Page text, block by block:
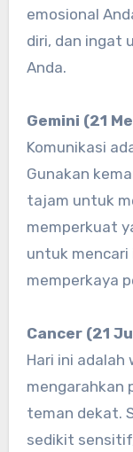
emosional
diri, dan ingat
Anda.
Gemini (21
Komunikasi
Gunakan
tajam untuk
memperkuat
untuk
memperkaya
Cancer (21
Hari ini
mengarahkan
teman dekat.
sedikit